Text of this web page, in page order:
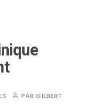
PARGILBERT